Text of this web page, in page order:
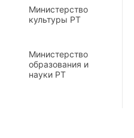
Министерство
культуры РТ
Министерство
образования и
науки РТ